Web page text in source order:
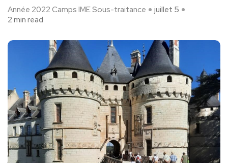
Année 2022 Camps IME Sous-traitance
juillet 5
2 min read